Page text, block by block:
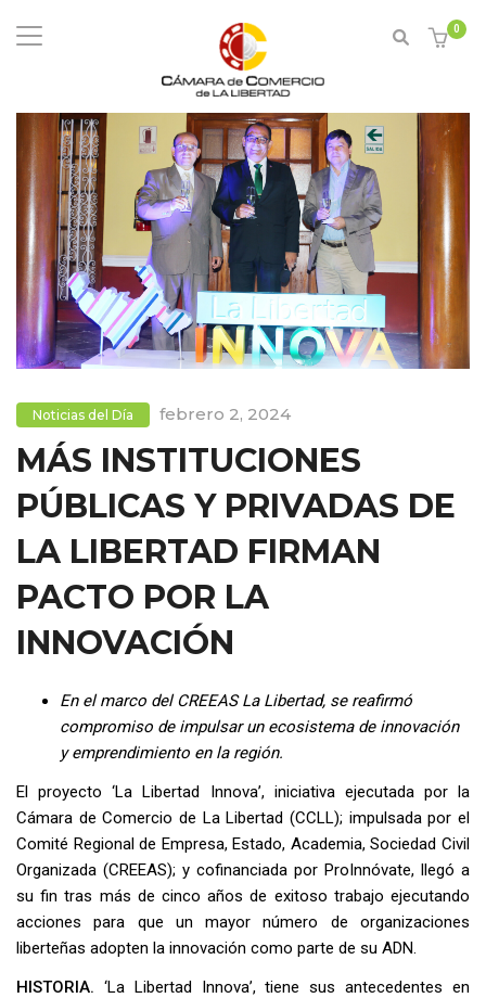
0
Noticias del Día febrero 2, 2024
MÁS INSTITUCIONES
PÚBLICAS Y PRIVADAS DE
LA LIBERTAD FIRMAN
PACTO POR LA
INNOVACIÓN
En el marco del CREEAS La Libertad, se reafirmó
compromiso de impulsar un ecosistema de innovación
y emprendimiento en la región.
El proyecto ‘La Libertad Innova’, iniciativa ejecutada por la
Cámara de Comercio de La Libertad (CCLL); impulsada por el
Comité Regional de Empresa, Estado, Academia, Sociedad Civil
Organizada (CREEAS); y cofinanciada por ProInnóvate, llegó a
su fin tras más de cinco años de exitoso trabajo ejecutando
acciones para que un mayor número de organizaciones
liberteñas adopten la innovación como parte de su ADN.
HISTORIA. ‘La Libertad Innova’, tiene sus antecedentes en